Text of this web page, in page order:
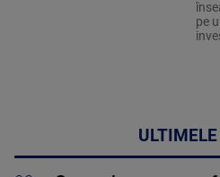
pe
ULTIMELE